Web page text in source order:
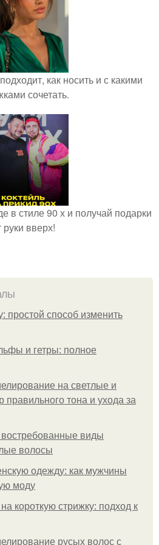
как носить и с какими
сочетать.
в стиле 90 х и получай подарки
руки вверх!
простой способ изменить
и гетры: полное
на светлые и
тона и ухода за
виды
волосы
одежду: как мужчины
моду
короткую стрижку: подход к
русых волос с